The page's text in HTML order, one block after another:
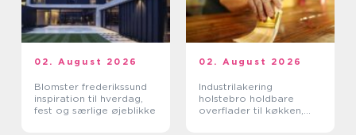
02. August 2026
Blomster frederikssund
inspiration til hverdag,
fest og særlige øjeblikke
02. August 2026
Industrilakering
holstebro holdbare
overflader til køkken,